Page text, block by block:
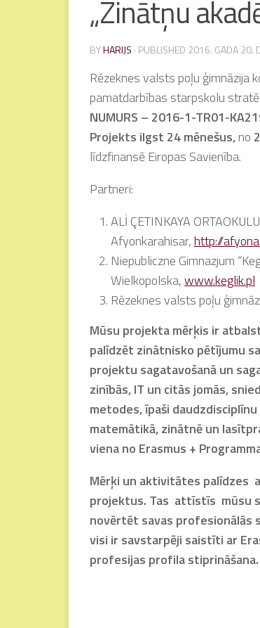
„Zinātņu
BYHARIJS · PUBLISHED 2016. GADA 20.
Rēzeknes valsts poļu ģimnāzija
pamatdarbības starpskolu
NUMURS – 2016-1-TR01-
Projekts ilgst 24 mēnešus,no
līdzfinansē Eiropas Savienība.
Partneri:
ALİ ÇETINKAYA
Afyonkarahisar,http://
Niepubliczne Gimnazjum
Wielkopolska,www.keglik.pl
Rēzeknes valsts poļu
Mūsu projekta mērķis ir
palīdzēt zinātnisko pētījumu
projektu sagatavošanā un
zinībās, IT un citās jomās,
metodes, īpaši
matemātikā, zinātnē un
viena no Erasmus +
Mērķi un aktivitātes palīdzes
projektus. Tas attīstīs mūsu
novērtēt savas profesionālās
visi ir savstarpēji saistīti ar
profesijas profila stiprināšana.